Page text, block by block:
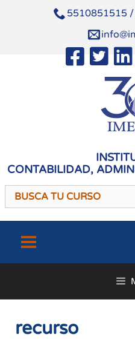
5510851515 /
CONTABILIDAD,
contenido
recurso